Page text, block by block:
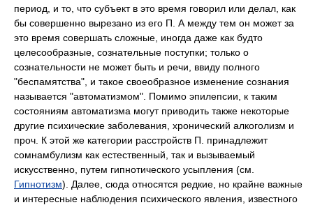
период, и то, что субъект в это время говорил или делал, как
бы совершенно вырезано из его П. А между тем он может за
это время совершать сложные, иногда даже как будто
целесообразные, сознательные поступки; только о
сознательности не может быть и речи, ввиду полного
"беспамятства", и такое своеобразное изменение сознания
называется "автоматизмом". Помимо эпилепсии, к таким
состояниям автоматизма могут приводить также некоторые
другие психические заболевания, хронический алкоголизм и
проч. К этой же категории расстройств П. принадлежит
сомнамбулизм как естественный, так и вызываемый
искусственно, путем гипнотического усыпления (см.
Гипнотизм). Далее, сюда относятся редкие, но крайне важные
и интересные наблюдения психического явления, известного